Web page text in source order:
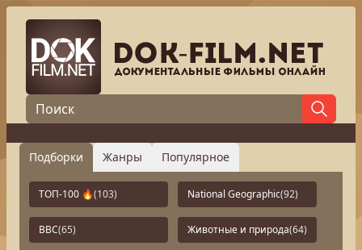
Подборки Жанры Популярное
ТОП-100 🔥(103) National Geographic(92)
BBC(65) Животные и природа(64)